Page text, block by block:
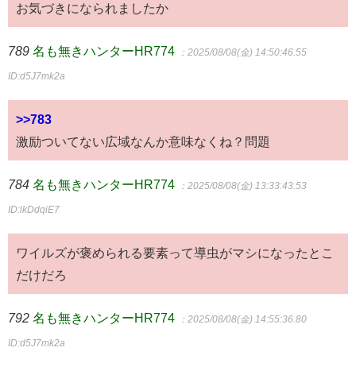
お気づきになられましたか
789 名も無きハンターHR774 ：2025/08/08(金) 14:50:46.55
ID:d5J7mk2a
>>783
激励ついてない広域なんか意味なくね？問題
784 名も無きハンターHR774 ：2025/08/08(金) 13:33:43.53
ID:lkDdqiE7
ワイルズが褒められる要素って導虫がマシになったとこ
だけだろ
792 名も無きハンターHR774 ：2025/08/08(金) 14:55:36.80
ID:d5J7mk2a